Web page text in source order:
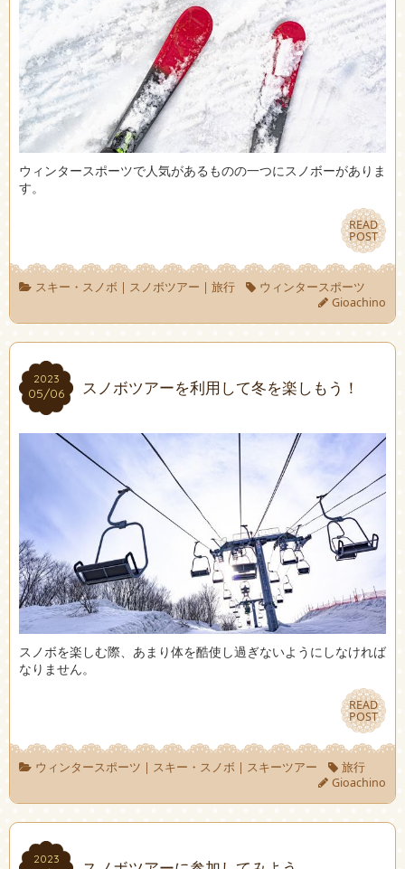
ウィンタースポーツで人気があるものの一つにスノボーがありま
す。
READ
POST
READ
POST
スキー・スノボ | スノボツアー | 旅行
ウィンタースポーツ
Gioachino
2023
05/06
2023
05/06 スノボツアーを利用して冬を楽しもう！
スノボを楽しむ際、あまり体を酷使し過ぎないようにしなければ
なりません。
READ
POST
READ
POST
ウィンタースポーツ スキー・スノボ スキーツアー
旅行
Gioachino
2023
2023